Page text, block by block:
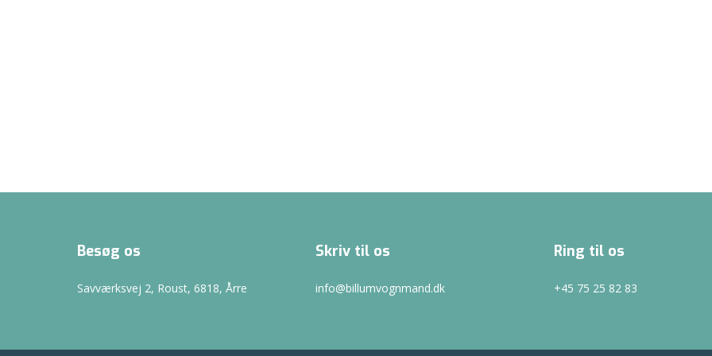
Besøg os
Savværksvej 2, Roust, 6818, Årre
Skriv til os
info@billumvognmand.dk
Ring til os
+45 75 25 82 83